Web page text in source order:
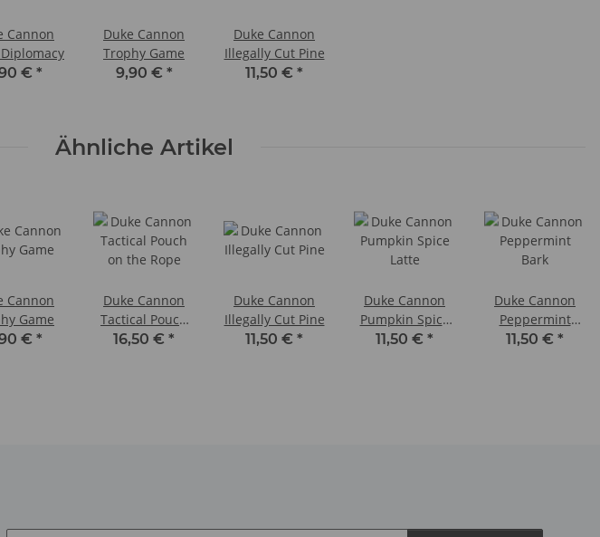
Cannon
€ *
Duke Cannon
Trophy Game
9,90 € *
Duke Cannon
Illegally Cut Pine
11,50 € *
Ähnliche Artikel
Cannon
Game
€ *
Duke Cannon
Tactical Pouch
on the Rope
16,50 € *
Duke Cannon
Illegally Cut Pine
11,50 € *
Duke Cannon
Pumpkin Spice
Latte
11,50 € *
Duke Cannon
Peppermint
Bark
11,50 € *